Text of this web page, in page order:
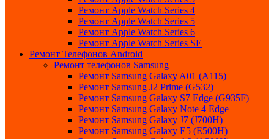
Ремонт Apple Watch Series 4
Ремонт Apple Watch Series 5
Ремонт Apple Watch Series 6
Ремонт Apple Watch Series SE
Ремонт Телефонов Android
Ремонт телефонов Samsung
Ремонт Samsung Galaxy A01 (A115)
Ремонт Samsung J2 Prime (G532)
Ремонт Samsung Galaxу S7 Edge (G9З5F)
Ремонт Samsung Galaxу Note 4 Edge
Ремонт Samsung Galaxу J7 (J700H)
Ремонт Samsung Galaxу E5 (E500H)